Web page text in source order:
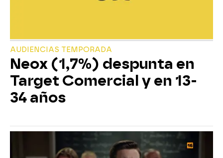
AUDIENCIAS TEMPORADA
Neox (1,7%) despunta en
Target Comercial y en 13-
34 años